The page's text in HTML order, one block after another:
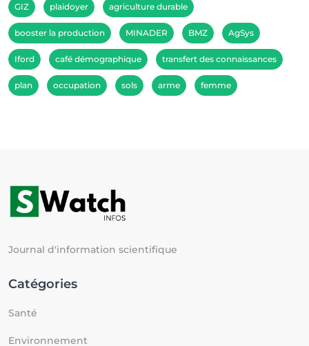
GIZ plaidoyer agriculture durable
booster la production MINADER BMZ AgSys
Iford café démographique transfert des connaissances
plan occupation sols arme femme
Journal d'information scientifique
Catégories
Santé
Environnement